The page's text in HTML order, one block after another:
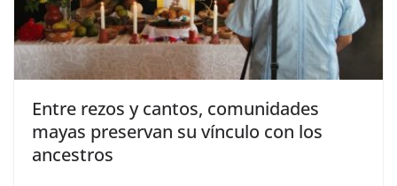
Entre rezos y cantos, comunidades
mayas preservan su vínculo con los
ancestros